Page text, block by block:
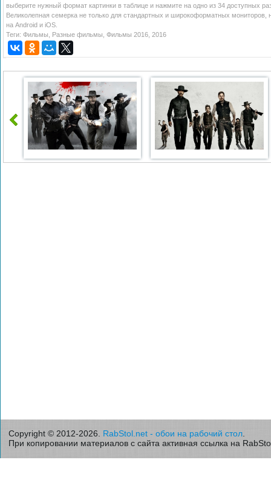
выберите нужный формат картинки в таблице и нажмите на одно из 34 доступных
Великолепная семерка не только для стандартных и широкоформатных
на Android и iOS.
Теги: Фильмы Разные фильмы Фильмы 2016 2016
Copyright © 2012-2026. RabStol.net - обои на рабочий стол
При копировании материалов с сайта активная ссылка на